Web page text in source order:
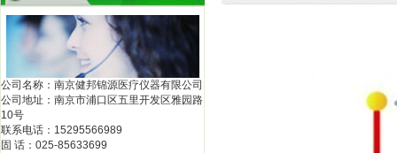
公司名称：南京健邦锦源医疗仪器有限公司
公司地址：南京市浦口区五里开发区雅园路
10号
联系电话：15295566989
固 话：025-85633699